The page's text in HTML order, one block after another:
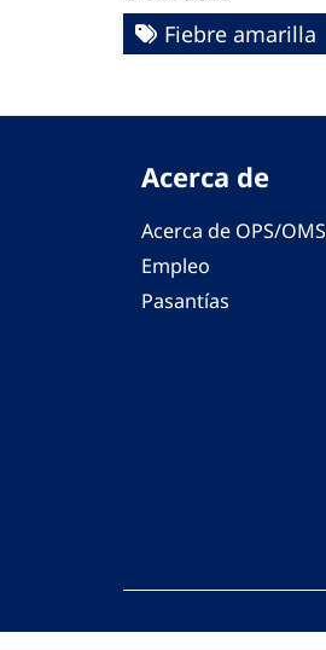
Fiebre amarilla
Acerca de
Acerca de OPS/OMS
Empleo
Pasantías